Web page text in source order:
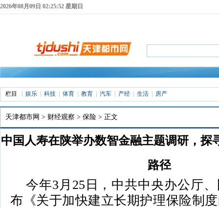
2026年08月09日 02:25:53 星期日
栏目 娱乐 科技 体育 教育 汽车 产经 生活 房产
天津都市网 > 财经观察 > 保险 > 正文
中国人寿在陕举办数智金融主题调研，探
路径
2026年05月11日 23:06 来源：天津都市网
今年3月25日，中共中央办公厅
布《关于加快建立长期护理保险制